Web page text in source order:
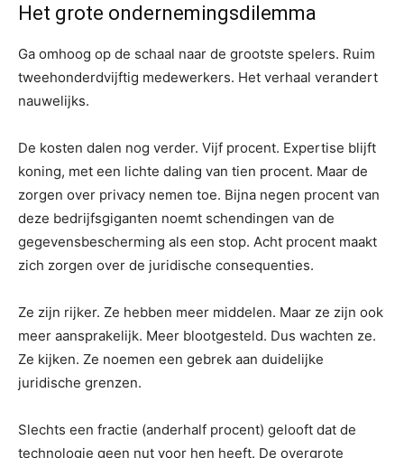
Het grote ondernemingsdilemma
Ga omhoog op de schaal naar de grootste spelers. Ruim
tweehonderdvijftig medewerkers. Het verhaal verandert
nauwelijks.
De kosten dalen nog verder. Vijf procent. Expertise blijft
koning, met een lichte daling van tien procent. Maar de
zorgen over privacy nemen toe. Bijna negen procent van
deze bedrijfsgiganten noemt schendingen van de
gegevensbescherming als een stop. Acht procent maakt
zich zorgen over de juridische consequenties.
Ze zijn rijker. Ze hebben meer middelen. Maar ze zijn ook
meer aansprakelijk. Meer blootgesteld. Dus wachten ze.
Ze kijken. Ze noemen een gebrek aan duidelijke
juridische grenzen.
Slechts een fractie (anderhalf procent) gelooft dat de
technologie geen nut voor hen heeft. De overgrote